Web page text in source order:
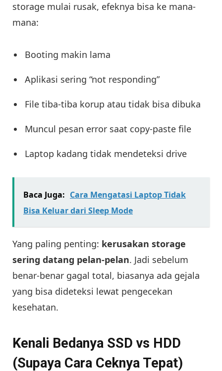
storage mulai rusak, efeknya bisa ke mana-
mana:
Booting makin lama
Aplikasi sering “not responding”
File tiba-tiba korup atau tidak bisa dibuka
Muncul pesan error saat copy-paste file
Laptop kadang tidak mendeteksi drive
Baca Juga: Cara Mengatasi Laptop Tidak
Bisa Keluar dari Sleep Mode
Yang paling penting: kerusakan storage
sering datang pelan-pelan. Jadi sebelum
benar-benar gagal total, biasanya ada gejala
yang bisa dideteksi lewat pengecekan
kesehatan.
Kenali Bedanya SSD vs HDD
(Supaya Cara Ceknya Tepat)